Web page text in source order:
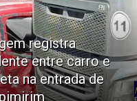
registra
entre carro e
na entrada de